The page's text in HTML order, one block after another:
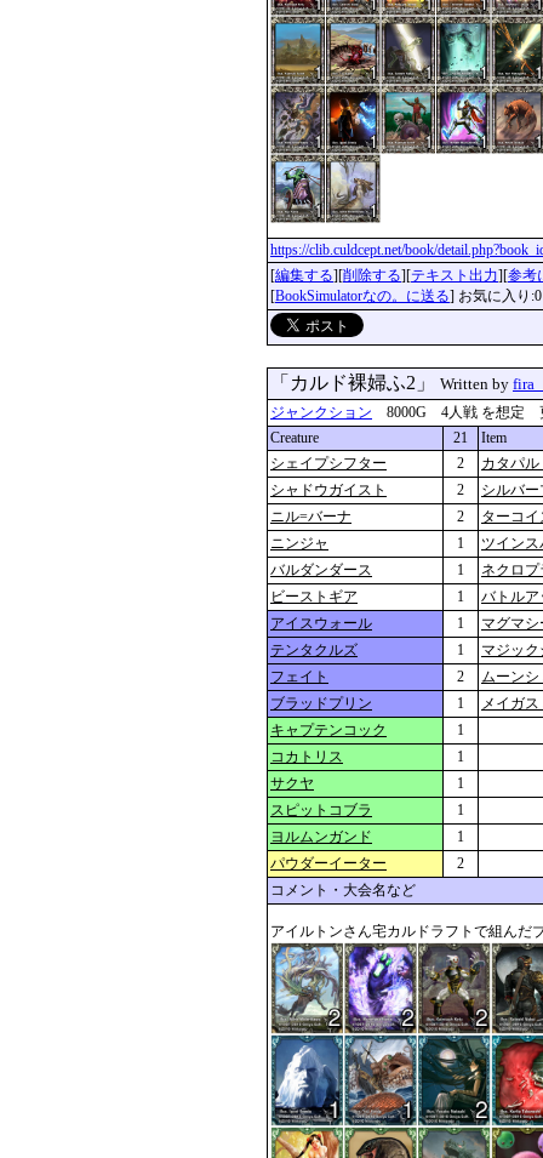
https://clib.culdcept.net/book/
[編集する][削除する][テキスト出力][参考
[BookSimulatorなの。に送る] お気に入り:0
「カルド裸婦ふ2」 Written by
ジャンクション 8000G 4人戦 を想定 更
Creature
21
Item
シェイプシフター
2
カタパル
シャドウガイスト
2
シルバ
ニル=バーナ
2
ターコ
ニンジャ
1
ツイン
バルダンダース
1
ネクロ
ビーストギア
1
バトルア
アイスウォール
1
マグマ
テンタクルズ
1
マジッ
フェイト
2
ムーンシ
ブラッドプリン
1
メイガ
キャプテンコック
1
コカトリス
1
サクヤ
1
スピットコブラ
1
ヨルムンガンド
1
パウダーイーター
2
コメント・大会名など
アイルトンさん宅カルドラフトで組んだ